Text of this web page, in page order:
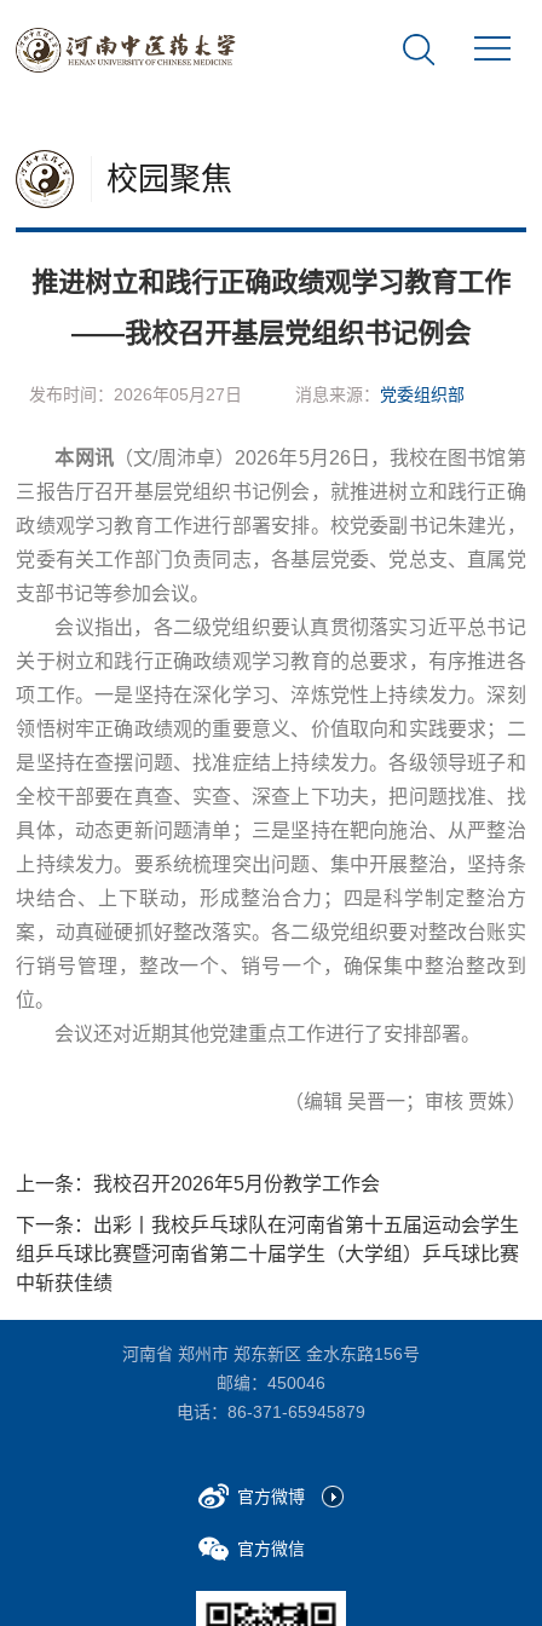
校园聚焦
推进树立和践行正确政绩观学习教育工作
——我校召开基层党组织书记例会
发布时间：2026年05月27日 消息来源： 党委组织部
本网讯（文/周沛卓）2026年5月26日，我校在图书馆第
三报告厅召开基层党组织书记例会，就推进树立和践行正确
政绩观学习教育工作进行部署安排。校党委副书记朱建光，
党委有关工作部门负责同志，各基层党委、党总支、直属党
支部书记等参加会议。
会议指出，各二级党组织要认真贯彻落实习近平总书记
关于树立和践行正确政绩观学习教育的总要求，有序推进各
项工作。一是坚持在深化学习、淬炼党性上持续发力。深刻
领悟树牢正确政绩观的重要意义、价值取向和实践要求；二
是坚持在查摆问题、找准症结上持续发力。各级领导班子和
全校干部要在真查、实查、深查上下功夫，把问题找准、找
具体，动态更新问题清单；三是坚持在靶向施治、从严整治
上持续发力。要系统梳理突出问题、集中开展整治，坚持条
块结合、上下联动，形成整治合力；四是科学制定整治方
案，动真碰硬抓好整改落实。各二级党组织要对整改台账实
行销号管理，整改一个、销号一个，确保集中整治整改到
位。
会议还对近期其他党建重点工作进行了安排部署。
（编辑 吴晋一；审核 贾姝）
上一条：我校召开2026年5月份教学工作会
下一条： 出彩丨我校乒乓球队在河南省第十五届运动会学生
组乒乓球比赛暨河南省第二十届学生（大学组）乒乓球比赛
中斩获佳绩
河南省 郑州市 郑东新区 金水东路156号
邮编：450046
电话： 86-371-65945879
官方微博
官方微信